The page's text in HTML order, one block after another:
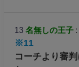
12 名無しの王子
※11
コーチって色